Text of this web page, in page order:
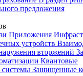
предложения
Приложения
устройств
вторжений
Квантовые
системы Защищенные